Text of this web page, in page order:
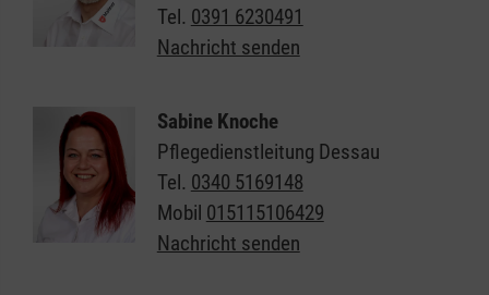
Tel. 0391 6230491
Nachricht senden
Sabine Knoche
Pflegedienstleitung Dessau
Tel. 0340 5169148
Mobil 015115106429
Nachricht senden